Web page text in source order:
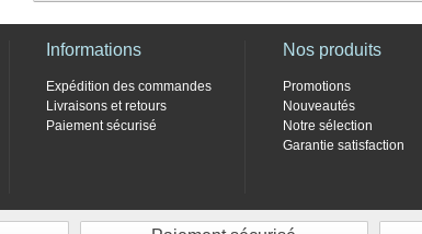
Informations
Expédition des commandes
Livraisons et retours
Paiement sécurisé
Nos produits
Promotions
Nouveautés
Notre sélection
Garantie satisfaction